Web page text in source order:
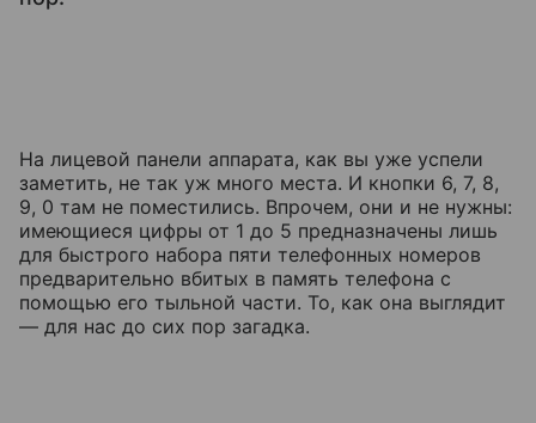
На лицевой панели аппарата, как вы уже успели
заметить, не так уж много места. И кнопки 6, 7, 8,
9, 0 там не поместились. Впрочем, они и не нужны:
имеющиеся цифры от 1 до 5 предназначены лишь
для быстрого набора пяти телефонных номеров
предварительно вбитых в память телефона с
помощью его тыльной части. То, как она выглядит
— для нас до сих пор загадка.